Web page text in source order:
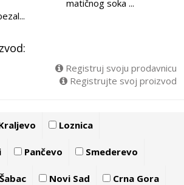
matičnog soka ...
Registruj svoju prodavnicu
Registrujte svoj proizvod
Loznica
Pančevo Smederevo
Novi Sad Crna Gora